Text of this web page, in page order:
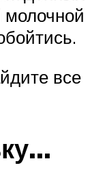
молочной
все